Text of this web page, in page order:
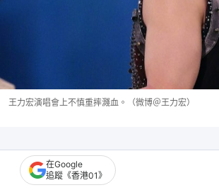
王力宏演唱會上不慎重摔濺血。（微博＠王力宏）
在Google
追蹤《香港01》